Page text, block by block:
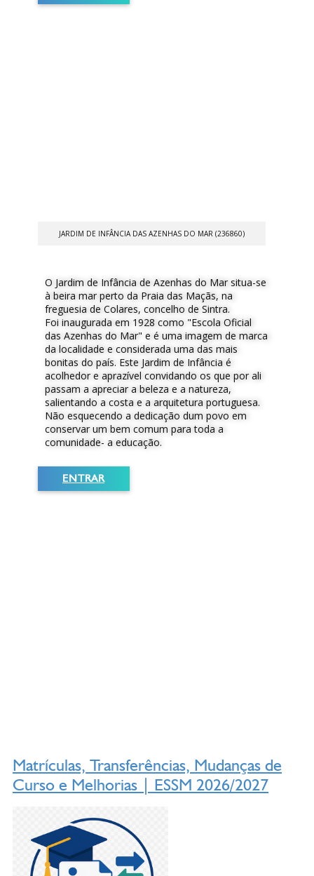
JARDIM DE INFÂNCIA DAS AZENHAS DO MAR (236860)
O Jardim de Infância de Azenhas do Mar situa-se
à beira mar perto da Praia das Maçãs, na
freguesia de Colares, concelho de Sintra.
Foi inaugurada em 1928 como "Escola Oficial
das Azenhas do Mar" e é uma imagem de marca
da localidade e considerada uma das mais
bonitas do país. Este Jardim de Infância é
acolhedor e aprazível convidando os que por ali
passam a apreciar a beleza e a natureza,
salientando a costa e a arquitetura portuguesa.
Não esquecendo a dedicação dum povo em
conservar um bem comum para toda a
comunidade- a educação.
ENTRAR
Matrículas, Transferências, Mudanças de
Curso e Melhorias | ESSM 2026/2027